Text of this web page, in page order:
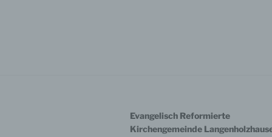
Evangelisch Reformierte
Kirchengemeinde
der